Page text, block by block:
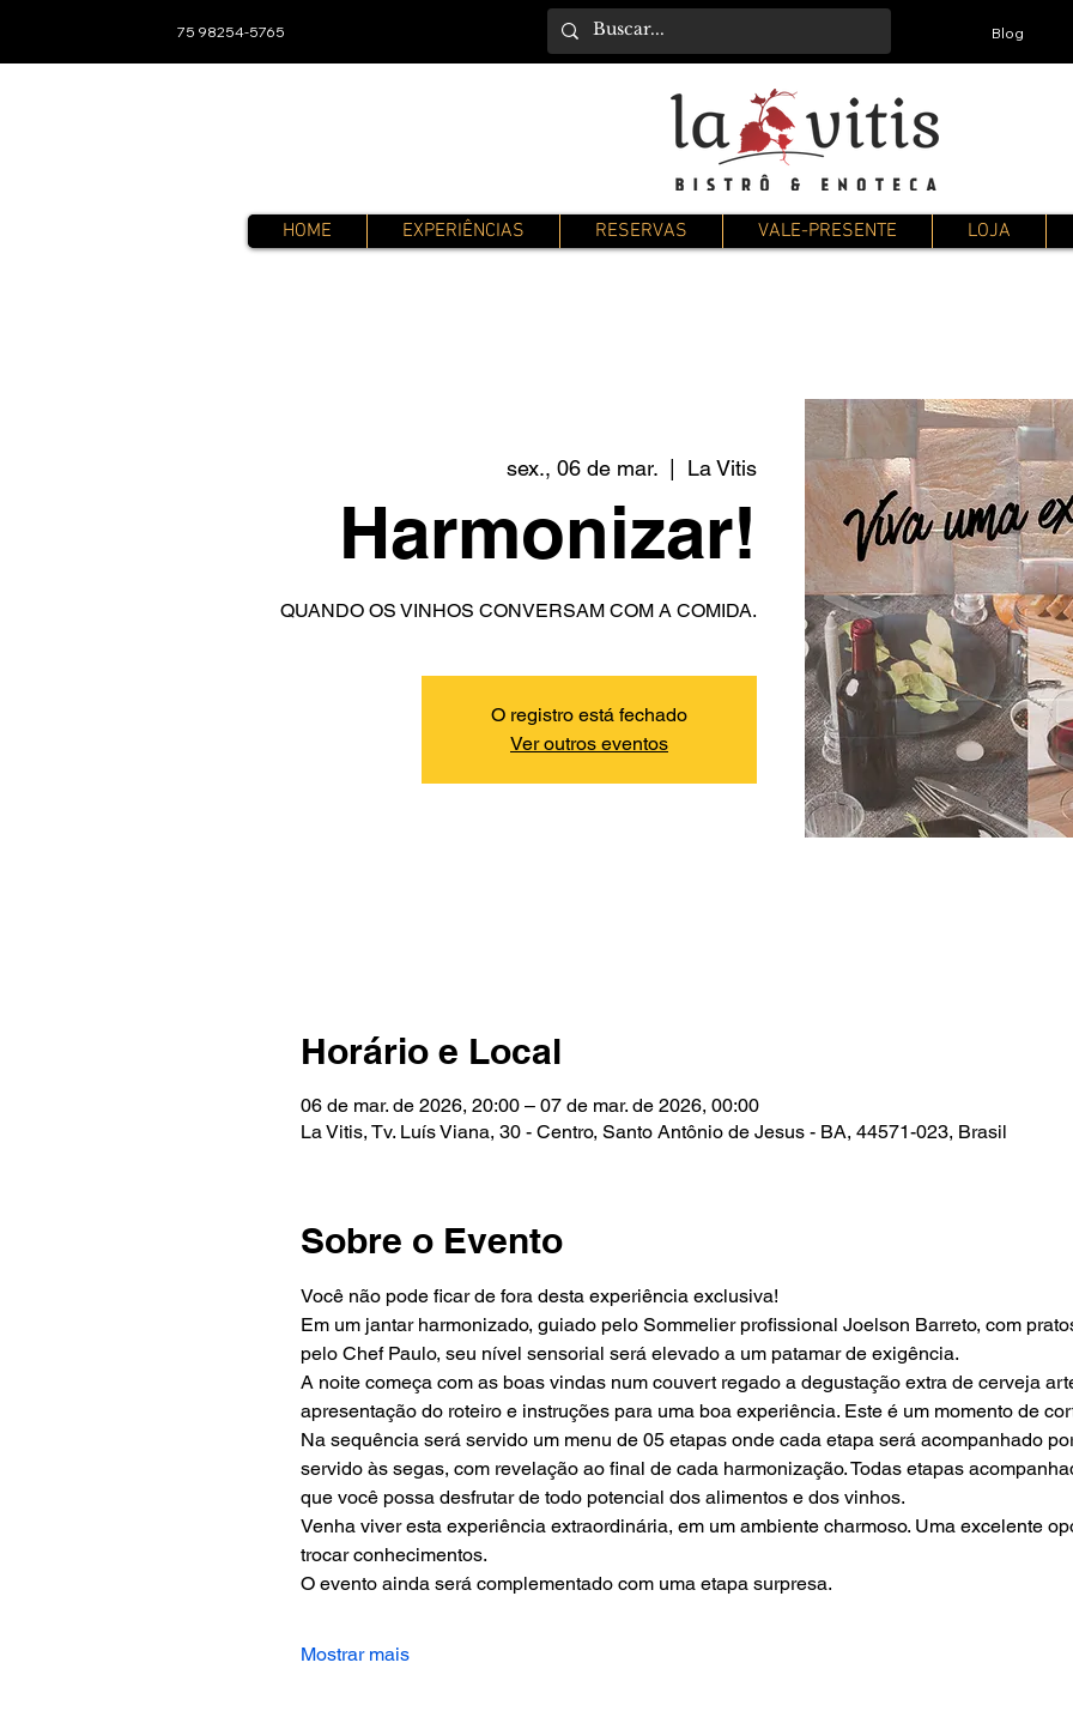
75 98254-5765 Blog
HOME EXPERIÊNCIAS RESERVAS VALE-PRESENTE LOJA
sex., 06 de mar.
  |
La Vitis
Harmonizar!
QUANDO OS VINHOS CONVERSAM COM A COMIDA.
O registro está fechado
Ver outros eventos
Horário e Local
06 de mar. de 2026, 20:00 – 07 de mar. de 2026, 00:00
La Vitis, Tv. Luís Viana, 30 - Centro, Santo Antônio de Jesus - BA, 44571-023, Brasil
Sobre o Evento
Você não pode ficar de fora desta experiência exclusiva!
Em um jantar harmonizado, guiado pelo Sommelier profissional Joelson Barreto, com
pelo Chef Paulo, seu nível sensorial será elevado a um patamar de exigência.
A noite começa com as boas vindas num couvert regado a degustação extra de cerveja
apresentação do roteiro e instruções para uma boa experiência. Este é um momento de
Na sequência será servido um menu de 05 etapas onde cada etapa será acompanhado
servido às segas, com revelação ao final de cada harmonização. Todas etapas
que você possa desfrutar de todo potencial dos alimentos e dos vinhos.
Venha viver esta experiência extraordinária, em um ambiente charmoso. Uma excelente
trocar conhecimentos.
O evento ainda será complementado com uma etapa surpresa.
Mostrar mais